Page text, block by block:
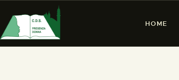
HOME